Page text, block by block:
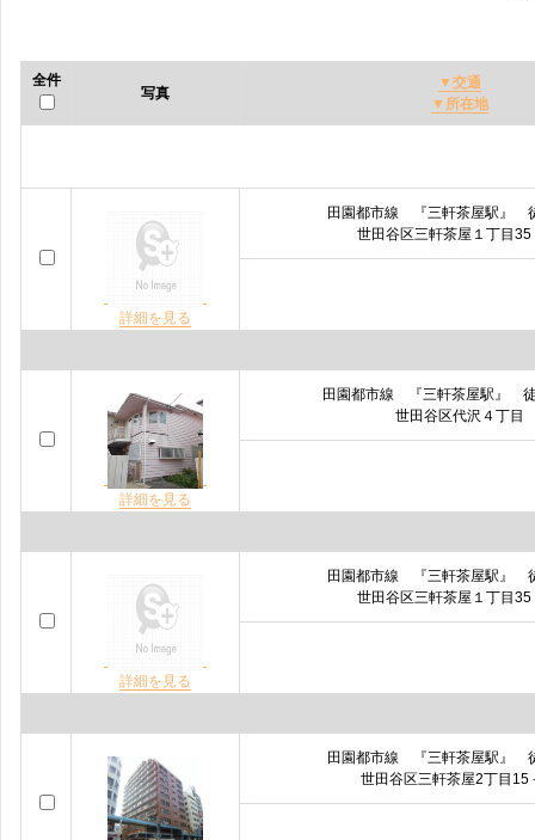
全件
写真
▼交通
▼所在地
詳細を見る
田園都市線 『三軒茶屋駅』
世田谷区三軒茶屋１丁目35
詳細を見る
田園都市線 『三軒茶屋駅』
世田谷区代沢４丁目
詳細を見る
田園都市線 『三軒茶屋駅』
世田谷区三軒茶屋１丁目35
田園都市線 『三軒茶屋駅』
世田谷区三軒茶屋2丁目15